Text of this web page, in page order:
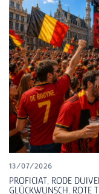
13/07/2026
PROFICIAT, RODE
GLÜCKWUNSCH, ROTE